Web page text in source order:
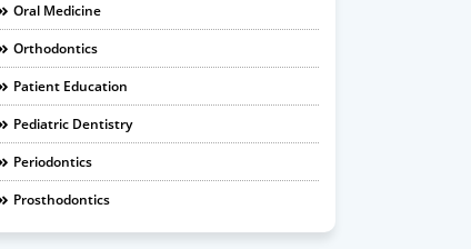
Oral Medicine
Orthodontics
Patient Education
Pediatric Dentistry
Periodontics
Prosthodontics